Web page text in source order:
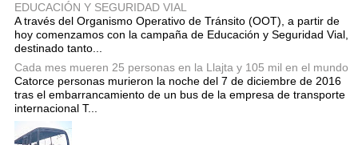
EDUCACIÓN Y SEGURIDAD VIAL
A través del Organismo Operativo de Tránsito (OOT), a partir de
hoy comenzamos con la campaña de Educación y Seguridad Vial,
destinado tanto...
Cada mes mueren 25 personas en la Llajta y 105 mil en el mundo
Catorce personas murieron la noche del 7 de diciembre de 2016
tras el embarrancamiento de un bus de la empresa de transporte
internacional T...